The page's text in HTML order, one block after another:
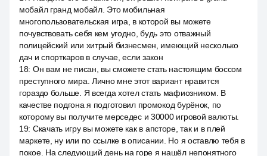
мобайл гранд мобайл. Это мобильная
многопользовательская игра, в которой вы можете
почувствовать себя кем угодно, будь это отважный
полицейский или хитрый бизнесмен, имеющий несколько
дач и спорткаров в случае, если закон
18: Он вам не писан, вы сможете стать настоящим боссом
преступного мира. Лично мне этот вариант нравится
гораздо больше. Я всегда хотел стать мафиозником. В
качестве подгона я подготовил промокод бурёнок, по
которому вы получите мерседес и 30000 игровой валюты.
19: Скачать игру вы можете как в апсторе, так и в плей
маркете, ну или по ссылке в описании. Но я оставлю тебя в
покое. На следующий день на горе я нашёл непонятного